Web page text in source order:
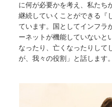
に何が必要かを考え、私たち
継続していくことができる『
ています。国としてインフラ
ーネットが機能していないと
なったり、亡くなったりして
が、我々の役割」と話します。